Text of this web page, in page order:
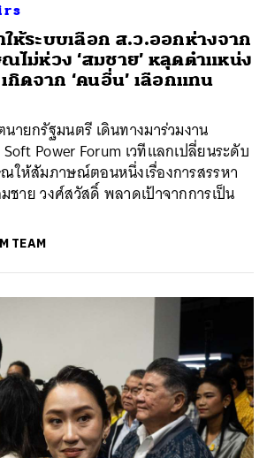
ให้ระบบเลือก ส.ว.ออกห่างจาก
ไม่ห่วง ‘สมชาย’ หลุดตำแหน่ง
กิดจาก ‘คนอื่น’ เลือกแทน
ยกรัฐมนตรี เดินทางมาร่วมงาน
Soft Power Forum เวทีแลกเปลี่ยนระดับ
ให้สัมภาษณ์ตอนหนึ่งเรื่องการสรรหา
ชาย วงศ์สวัสดิ์ พลาดเป้าจากการเป็น
TEAM